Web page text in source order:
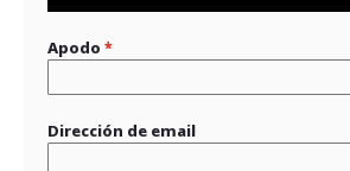
Apodo
Dirección de email